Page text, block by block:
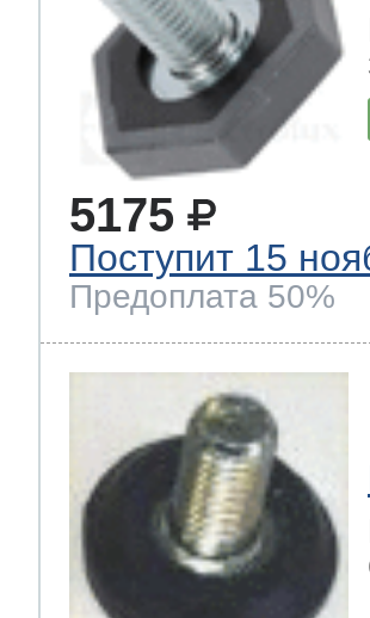
5175
Поступит 15
Предоплата 50%